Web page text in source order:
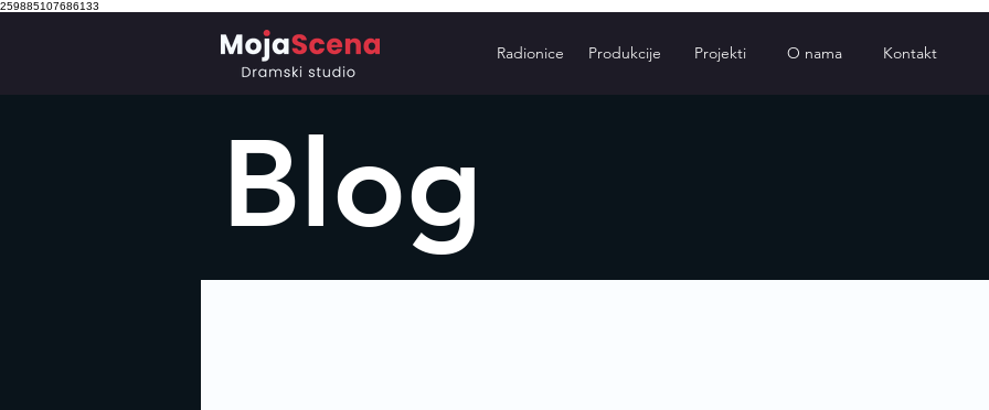
259885107686133
Radionice Produkcije Projekti O nama Kontakt
Blog